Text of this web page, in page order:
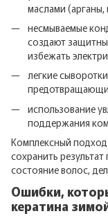
маслами
несмываемые
создают
избежать
легкие
использование
поддержания
Комплексный
сохранить
состояние волос,
Ошибки,
кератина